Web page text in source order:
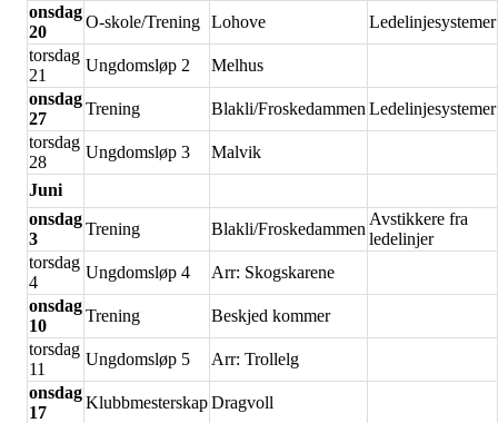
onsdag
20
O-skole/Trening Lohove
Ledelinjesystemer
torsdag
21
Ungdomsløp 2
Melhus
onsdag
27
Trening Blakli/Froskedammen Ledelinjesystemer
torsdag
28
Ungdomsløp 3
Malvik
Juni
onsdag
3
Trening Blakli/Froskedammen
Avstikkere fra
ledelinjer
torsdag
4
Ungdomsløp 4
Arr: Skogskarene
onsdag
10
Trening
Beskjed kommer
torsdag
11
Ungdomsløp 5
Arr: Trollelg
onsdag
17
KlubbmesterskapDragvoll